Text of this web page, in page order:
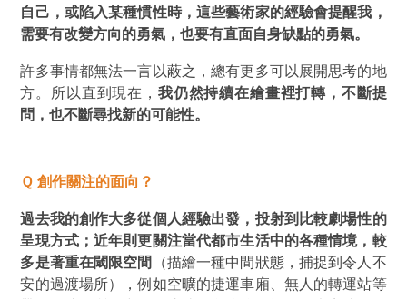
自己，或陷入某種慣性時，這些藝術家的經驗會提醒我，
需要有改變方向的勇氣，也要有直面自身缺點的勇氣。
許多事情都無法一言以蔽之，總有更多可以展開思考的地
方。所以直到現在， 我仍然持續在繪畫裡打轉，不斷提
問，也不斷尋找新的可能性。
Ｑ 創作關注的面向？
過去我的創作大多從個人經驗出發，投射到比較劇場性的
呈現方式；近年則更關注當代都市生活中的各種情境，較
多是著重在閾限空間
（描繪一種中間狀態，捕捉到令人不
安的過渡場所），例如空曠的捷運車廂、無人的轉運站等